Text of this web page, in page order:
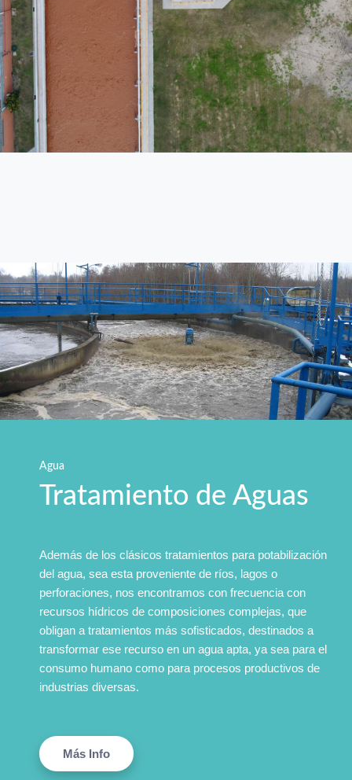
Agua
Tratamiento de Aguas
Además de los clásicos tratamientos para potabilización
del agua, sea esta proveniente de ríos, lagos o
perforaciones, nos encontramos con frecuencia con
recursos hídricos de composiciones complejas, que
obligan a tratamientos más sofisticados, destinados a
transformar ese recurso en un agua apta, ya sea para el
consumo humano como para procesos productivos de
industrias diversas.
Más Info